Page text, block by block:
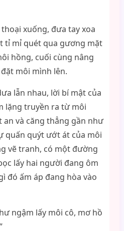
xuống, đưa tay xoa
tỉ mỉ quét qua gương mặt
hồng, cuối cùng nâng
môi mình lên.
lẫn nhau, lời bí mật của
lặng truyền ra từ môi
an và căng thẳng gần như
quấn quýt ướt át của môi
vẽ tranh, có một đường
lấy hai người đang ôm
đó ấm áp đang hòa vào
ngậm lấy môi cô, mơ hồ